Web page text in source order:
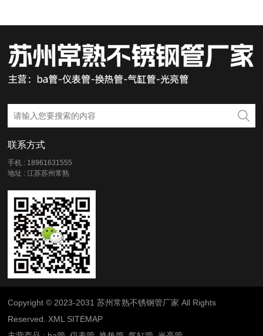
联系方式
手机 : 18961631555
地址 : 江苏苏州常熟
Copyright © 2023-2031 苏州常熟不锈钢管厂家 All Rights
Reserved. XML SITEMAP